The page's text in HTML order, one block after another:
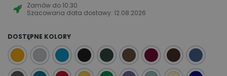
Zamów do 10:30
Szacowana data dostawy:12.08.2026
DOSTĘPNE KOLORY